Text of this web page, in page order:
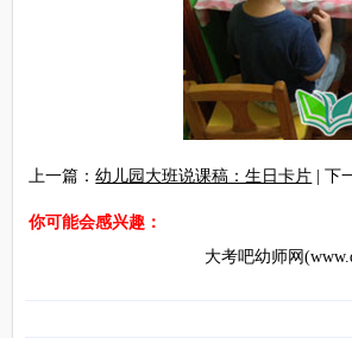
上一篇：幼儿园大班说课稿：生日卡片 | 下
你可能会感兴趣：
大考吧幼师网